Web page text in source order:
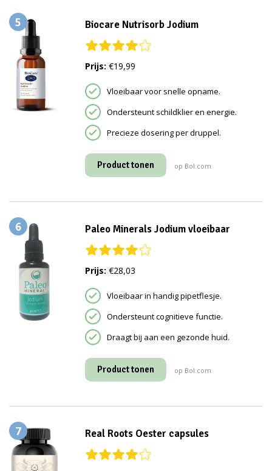
5 Biocare Nutrisorb Jodium
Prijs: €19,99
Vloeibaar voor snelle opname.
Ondersteunt schildklier en energie.
Precieze dosering per druppel.
Product tonen op Bol.com
6 Paleo Minerals Jodium vloeibaar
Prijs: €28,03
Vloeibaar in handig pipetflesje.
Ondersteunt cognitieve functie.
Draagt bij aan een gezonde huid.
Product tonen op Bol.com
7 Real Roots Oester capsules